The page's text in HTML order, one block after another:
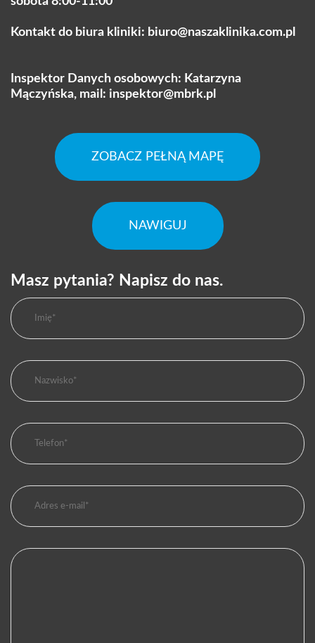
Kontakt do biura kliniki: biuro@naszaklinika.com.pl
Inspektor Danych osobowych: Katarzyna
Mączyńska, mail: inspektor@mbrk.pl
ZOBACZ PEŁNĄ MAPĘ
NAWIGUJ
Masz pytania? Napisz do nas.